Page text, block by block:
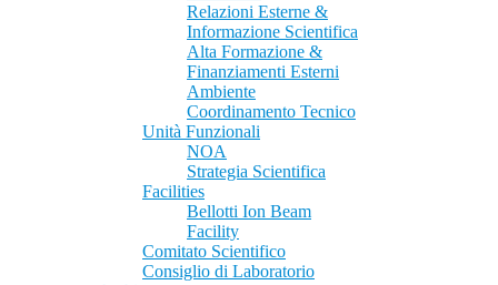
Relazioni Esterne &
Informazione Scientifica
Alta Formazione &
Finanziamenti Esterni
Ambiente
Coordinamento Tecnico
Unità Funzionali
NOA
Strategia Scientifica
Facilities
Bellotti Ion Beam
Facility
Comitato Scientifico
Consiglio di Laboratorio